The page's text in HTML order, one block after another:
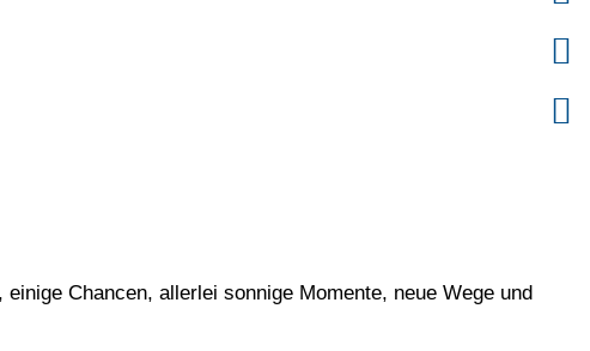
Chancen, allerlei sonnige Momente, neue Wege und